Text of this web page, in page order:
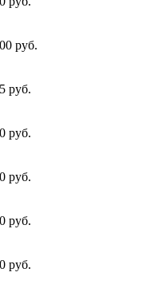
руб.
руб.
руб.
руб.
руб.
руб.